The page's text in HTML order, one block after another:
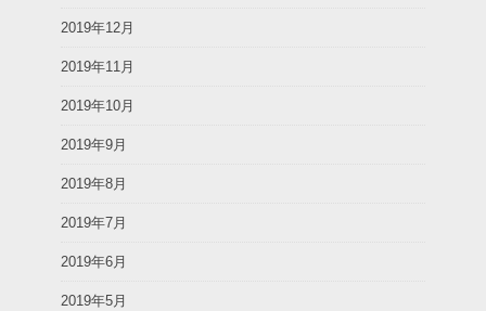
2019年12月
2019年11月
2019年10月
2019年9月
2019年8月
2019年7月
2019年6月
2019年5月